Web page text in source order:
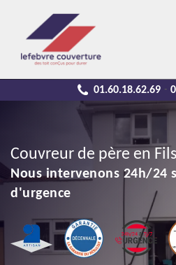
01.60.18.62.69 -
Couvreur de père en Fils
Nous intervenons 24h/24
d'urgence